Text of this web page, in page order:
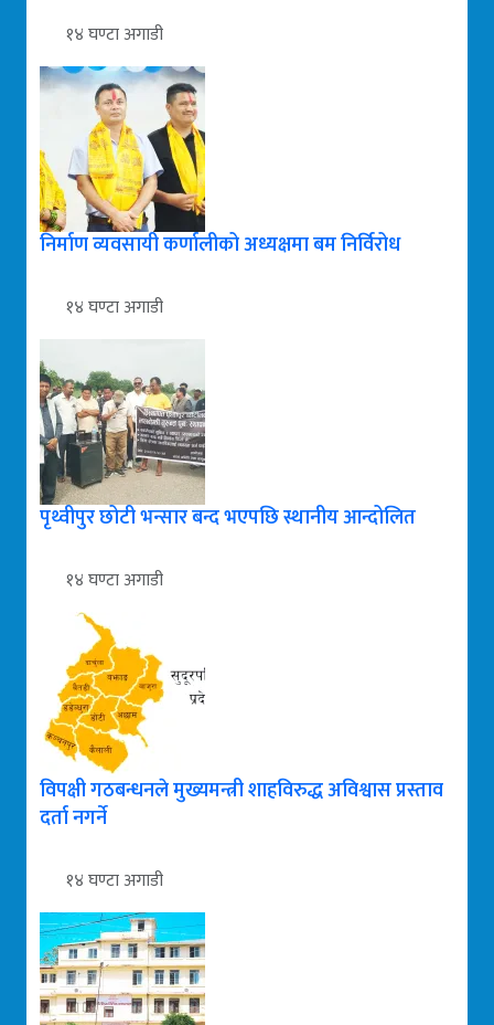
१४ घण्टा अगाडी
निर्माण व्यवसायी कर्णालीको अध्यक्षमा बम निर्विरोध
१४ घण्टा अगाडी
पृथ्वीपुर छोटी भन्सार बन्द भएपछि स्थानीय आन्दोलित
१४ घण्टा अगाडी
विपक्षी गठबन्धनले मुख्यमन्त्री शाहविरुद्ध अविश्वास प्रस्ताव
दर्ता नगर्ने
१४ घण्टा अगाडी